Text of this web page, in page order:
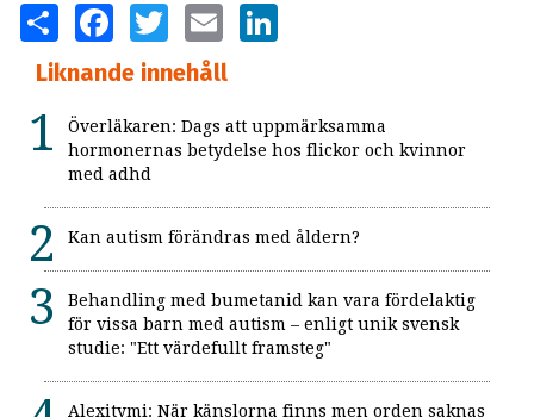
SHARE FACEBOOKTWITTER EMAIL
Liknande innehåll
Överläkaren: Dags att uppmärksamma
hormonernas betydelse hos flickor och kvinnor
med adhd
Kan autism förändras med åldern?
Behandling med bumetanid kan vara fördelaktig
för vissa barn med autism – enligt unik svensk
studie: "Ett värdefullt framsteg"
Alexitymi: När känslorna finns men orden saknas